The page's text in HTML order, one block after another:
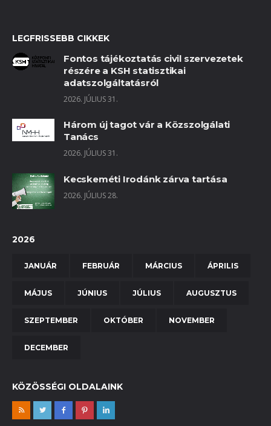
LEGFRISSEBB CIKKEK
Fontos tájékoztatás civil szervezetek
részére a KSH statisztikai
adatszolgáltatásról
2026. JÚLIUS 31.
Három új tagot vár a Közszolgálati
Tanács
2026. JÚLIUS 31.
Kecskeméti Irodánk zárva tartása
2026. JÚLIUS 28.
2026
JANUÁR FEBRUÁR MÁRCIUS ÁPRILIS
MÁJUS JÚNIUS JÚLIUS AUGUSZTUS
SZEPTEMBER OKTÓBER NOVEMBER
DECEMBER
KÖZÖSSÉGI OLDALAINK